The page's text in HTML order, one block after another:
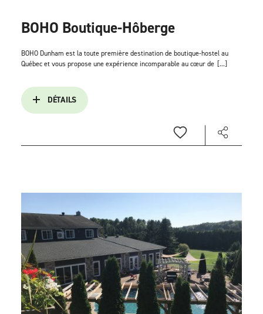
BOHO Boutique-Hôberge
BOHO Dunham est la toute première destination de boutique-hostel au
Québec et vous propose une expérience incomparable au cœur de [...]
DÉTAILS